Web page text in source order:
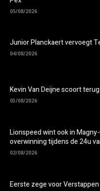
05/08/2026
Junior Planckaert vervoegt
04/08/2026
Kevin Van Deijne scoort
03/08/2026
Lionspeed wint ook in
overwinning tijdens de 24u
02/08/2026
Eerste zege voor